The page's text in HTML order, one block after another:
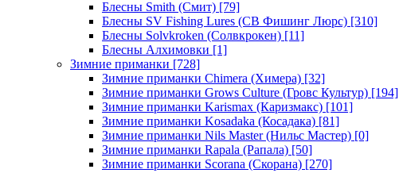
Блесны Smith (Смит) [79]
Блесны SV Fishing Lures (СВ Фишинг Люрс) [310]
Блесны Solvkroken (Солвкрокен) [11]
Блесны Алхимовки [1]
Зимние приманки [728]
Зимние приманки Chimera (Химера) [32]
Зимние приманки Grows Culture (Гровс Культур) [194]
Зимние приманки Karismax (Каризмакс) [101]
Зимние приманки Kosadaka (Косадака) [81]
Зимние приманки Nils Master (Нильс Мастер) [0]
Зимние приманки Rapala (Рапала) [50]
Зимние приманки Scorana (Скорана) [270]